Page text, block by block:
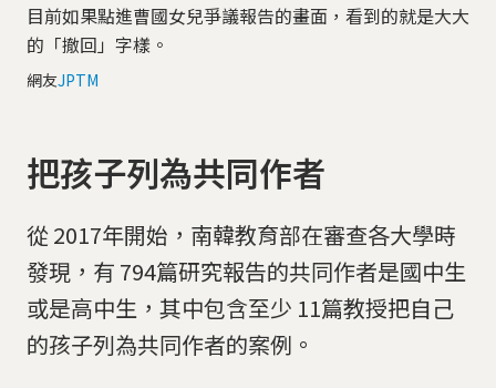
目前如果點進曹國女兒爭議報告的畫面，看到的就是大大
的「撤回」字樣。
網友JPTM
把孩子列為共同作者
從 2017年開始，南韓教育部在審查各大學時
發現，有 794篇研究報告的共同作者是國中生
或是高中生，其中包含至少 11篇教授把自己
的孩子列為共同作者的案例。